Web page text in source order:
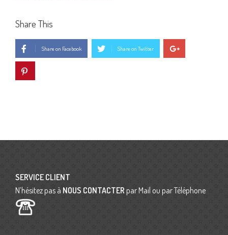
Share This
Share on Facebook Share on Twitter
SERVICE CLIENT
N’hésitez pas à NOUS CONTACTER par Mail ou par Téléphone